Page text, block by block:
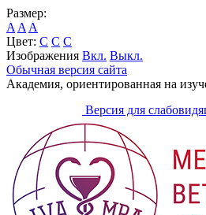
Размер:
A A A
Цвет: C C C
Изображения Вкл. Выкл.
Обычная версия сайта
Академия, ориентированная на
Версия для